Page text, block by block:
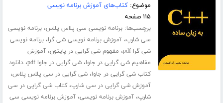
موضوع:کتاب‌های آموزش برنامه نویسی
۱۱۵ صفحه
برچسب‌ها:برنامه نویسی سی پلاس پلاس،برنامه نویسی
سی شارپ،آموزش برنامه نویسی شی گرا،برنامه نویسی
شی گرا pdf
، مفهوم شی گرایی در پایتون،آموزش
مفاهیم شی گرایی در جاوا،شی گرایی در جاوا pdf ،دانلود
کتاب شی گرایی در جاوا،شی گرایی در سی پلاس پلاس،
آموزش شی گرایی در سی شارپ،کتاب شی گرایی در سی
شارپ،آموزش برنامه نویسی،آموزش برنامه ­نویسی سی